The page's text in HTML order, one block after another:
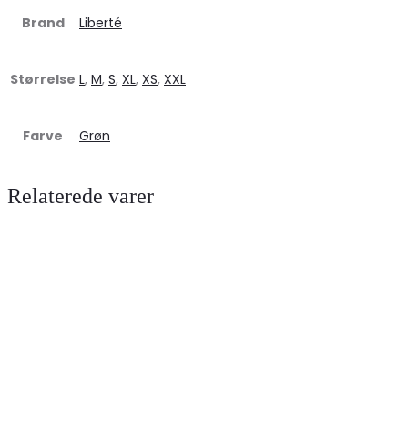
Brand Liberté
Størrelse L, M, S, XL, XS, XXL
Farve Grøn
Relaterede varer